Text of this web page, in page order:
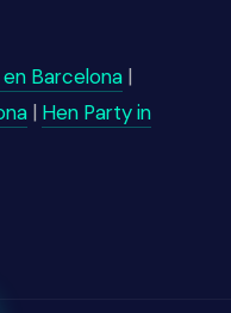
Barcelona |
| Hen Party in